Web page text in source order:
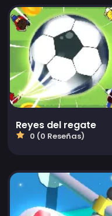
Reyes del regate
0 (0 Reseñas)